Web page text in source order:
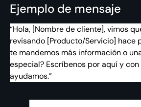
Ejemplo de mensaje
“Hola, [Nombre de cliente], vimos
revisando [Producto/Servicio] hace
te mandemos más información o
especial? Escríbenos por aquí y
ayudamos.”